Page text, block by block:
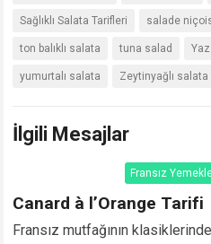
Sağlıklı Salata Tarifleri salade
ton balıklı salata tuna salad
yumurtalı salata Zeytinyağlı salata
İlgili Mesajlar
Fransız
Canard à l’Orange Tarifi
Fransız mutfağının